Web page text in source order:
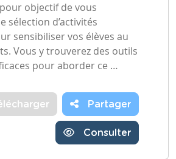
objectif de vous
sélection d’activités
sensibiliser vos élèves au
Vous y trouverez des outils
pour aborder ce …
Partager
Consulter